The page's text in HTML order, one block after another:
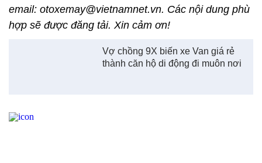
email: otoxemay@vietnamnet.vn. Các nội dung phù
hợp sẽ được đăng tải. Xin cảm ơn!
Vợ chồng 9X biến xe Van giá rẻ
thành căn hộ di động đi muôn nơi